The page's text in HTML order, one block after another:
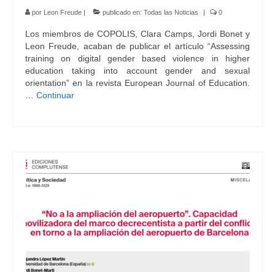
por Leon Freude | publicado en: Todas las Noticias | 0
Los miembros de COPOLIS, Clara Camps, Jordi Bonet y
Leon Freude, acaban de publicar el artículo “Assessing
training on digital gender based violence in higher
education taking into account gender and sexual
orientation” en la revista European Journal of Education.
Continuar